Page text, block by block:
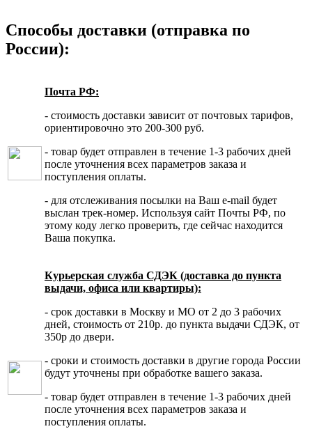
Способы доставки (отправка по
России):
Почта РФ:
- стоимость доставки зависит от почтовых тарифов,
ориентировочно это 200-300 руб.
- товар будет отправлен в течение 1-3 рабочих дней
после уточнения всех параметров заказа и
поступления оплаты.
- для отслеживания посылки на Ваш e-mail будет
выслан трек-номер. Используя сайт Почты РФ, по
этому коду легко проверить, где сейчас находится
Ваша покупка.
Курьерская служба СДЭК (доставка до пункта
выдачи, офиса или квартиры):
- срок доставки в Москву и МО от 2 до 3 рабочих
дней, стоимость от 210р. до пункта выдачи СДЭК, от
350р до двери.
- сроки и стоимость доставки в другие города России
будут уточнены при обработке вашего заказа.
- товар будет отправлен в течение 1-3 рабочих дней
после уточнения всех параметров заказа и
поступления оплаты.